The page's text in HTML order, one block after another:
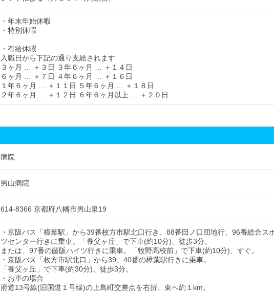
・年末年始休暇
・特別休暇
・有給休暇
入職日から下記の通り支給されます
３ヶ月 … ＋３日 ３年６ヶ月 … ＋１４日
６ヶ月 … ＋７日 ４年６ヶ月 … ＋１６日
１年６ヶ月 … ＋１１日 ５年６ヶ月 … ＋１８日
２年６ヶ月 … ＋１２日 ６年６ヶ月以上 … ＋２０日
病院
男山病院
614-8366 京都府八幡市男山泉19
・京阪バス「樟葉駅」から39番枚方市駅北口行き、88番田ノ口団地行、96番総合ス
ツセンター行きに乗車。「養父ヶ丘」で下車(約10分)、徒歩3分。
または、97番の藤阪ハイツ行きに乗車。「牧野高校前」で下車(約10分)、すぐ。
・京阪バス「枚方市駅北口」から39、40番の樟葉駅行きに乗車。
「養父ヶ丘」で下車(約30分)、徒歩3分。
・お車の場合
府道13号線(旧国道１号線)の上島町交差点を右折、東へ約１km。